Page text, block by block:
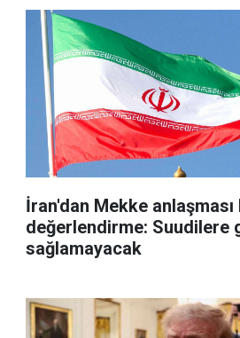
İran'dan Mekke anlaşması
değerlendirme: Suudilere
sağlamayacak